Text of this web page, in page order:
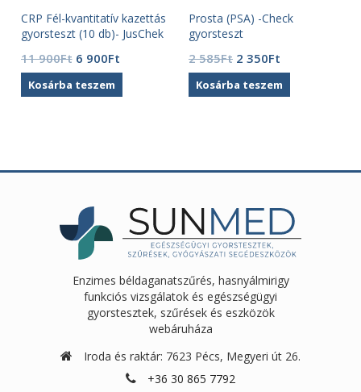
CRP Fél-kvantitatív kazettás
gyorsteszt (10 db)- JusChek
11 900Ft Original
price
was:
6 900FtCurrent
price
Kosárba teszem
Prosta (PSA) -Check
gyorsteszt
2 585Ft Original
price
was:
2 350Ft
price
is:
Kosárba teszem
Enzimes béldaganatszűrés, hasnyálmirigy
funkciós vizsgálatok és egészségügyi
gyorstesztek, szűrések és eszközök
webáruháza
Iroda és raktár: 7623 Pécs, Megyeri út 26.
+36 30 865 7792